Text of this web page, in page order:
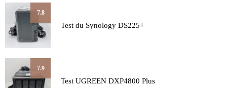
7.8
Test du Synology DS225+
7.9
Test UGREEN DXP4800 Plus